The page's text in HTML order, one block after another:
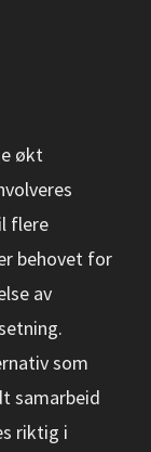
økt
flere
behovet for
av
som
samarbeid
riktig i